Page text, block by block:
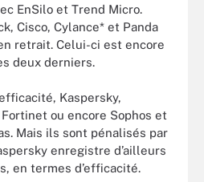
EnSilo et Trend Micro.
Cisco, Cylance* et Panda
retrait. Celui-ci est encore
deux derniers.
Kaspersky,
ou encore Sophos et
Mais ils sont pénalisés par
enregistre d’ailleurs
en termes d’efficacité.